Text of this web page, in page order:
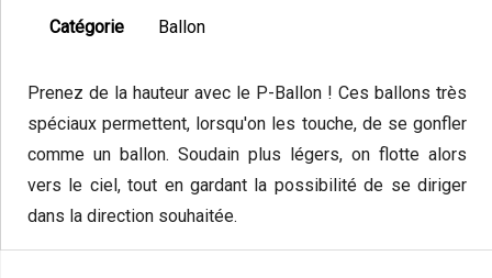
Catégorie
Ballon
Prenez de la hauteur avec le P-Ballon ! Ces ballons très
spéciaux permettent, lorsqu'on les touche, de se gonfler
comme un ballon. Soudain plus légers, on flotte alors
vers le ciel, tout en gardant la possibilité de se diriger
dans la direction souhaitée.